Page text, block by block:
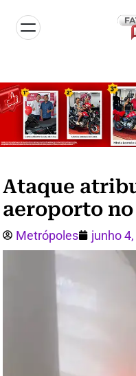
Ataque
aeroporto
Metrópoles junho